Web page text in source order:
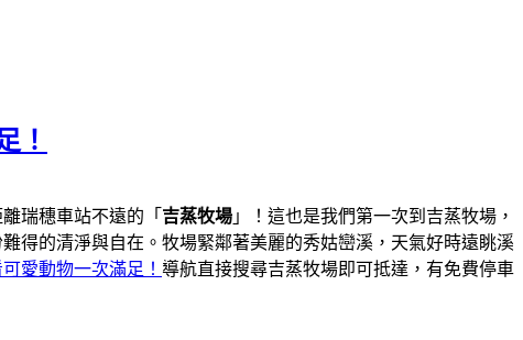
！
瑞穗車站不遠的「 吉蒸牧場 」！這也是我們第一次到吉蒸牧場，
得的清淨與自在。牧場緊鄰著美麗的秀姑巒溪，天氣好時遠眺溪
愛動物一次滿足！ 導航直接搜尋吉蒸牧場即可抵達，有免費停車